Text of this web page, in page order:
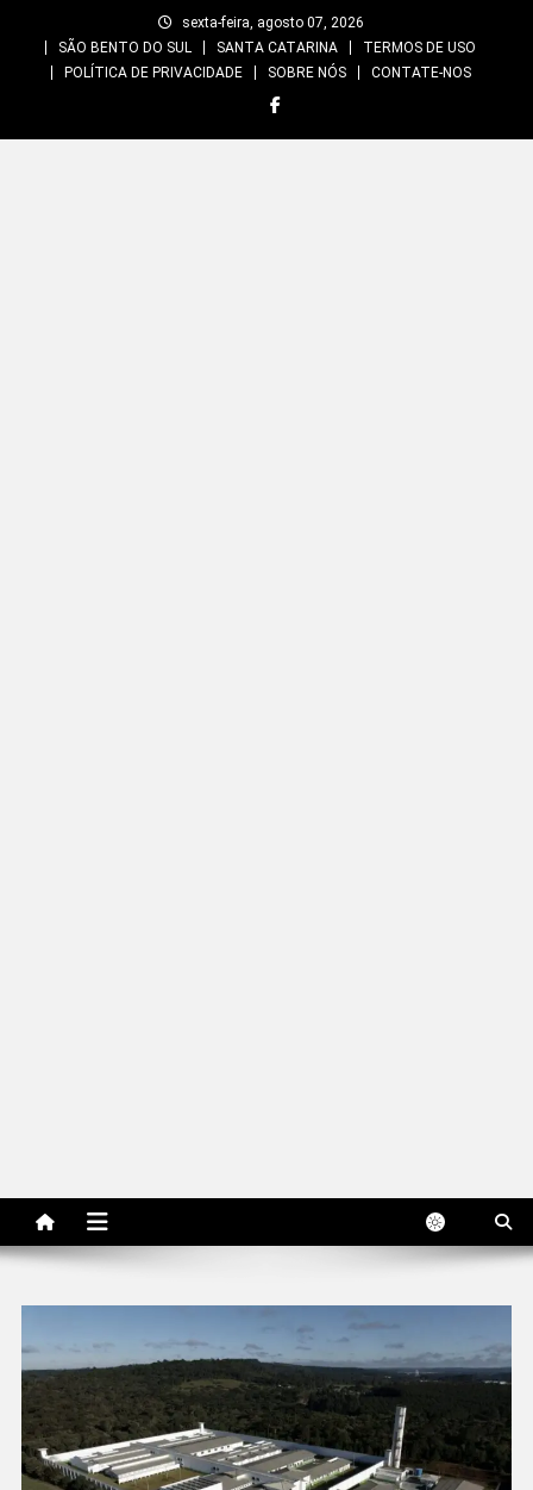
sexta-feira, agosto 07, 2026
SÃO BENTO DO SUL
SANTA CATARINA
TERMOS DE USO
POLÍTICA DE PRIVACIDADE
SOBRE NÓS CONTATE-NOS